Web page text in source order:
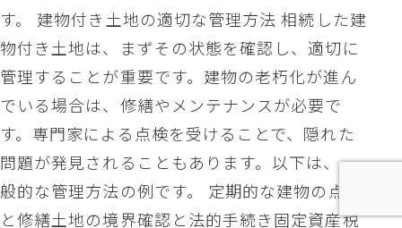
す。 建物付き土地の適切な管理方法 相続した建
物付き土地は、まずその状態を確認し、適切に
管理することが重要です。建物の老朽化が進ん
でいる場合は、修繕やメンテナンスが必要で
す。専門家による点検を受けることで、隠れた
問題が発見されることもあります。以下は、一
般的な管理方法の例です。 定期的な建物の点検
と修繕土地の境界確認と法的手続き固定資産税